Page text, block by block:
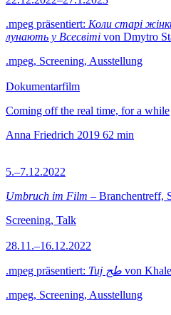
.mpeg präsentiert: Коли старі
лунають у Всесвіті von Dmytro
.mpeg, Screening, Ausstellung
Dokumentarfilm
Coming off the real time, for a while
Anna Friedrich 2019 62 min
5.–7.12.2022
Umbruch im Film – Branchentreff,
Screening, Talk
28.11.–16.12.2022
.mpeg präsentiert: Tuj طج von
.mpeg, Screening, Ausstellung